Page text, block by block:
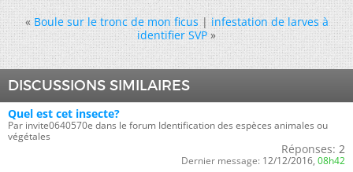
« Boule sur le tronc de mon ficus|infestation de larves à
identifier SVP »
DISCUSSIONS SIMILAIRES
Quel est cet insecte?
Par invite0640570e dans le forum Identification des espèces animales ou
végétales
Réponses: 2
Dernier message: 12/12/2016, 08h42